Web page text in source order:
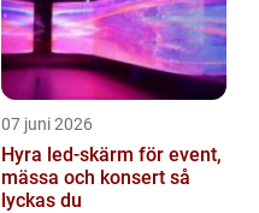
07 juni 2026
Hyra led-skärm för event,
mässa och konsert så
lyckas du